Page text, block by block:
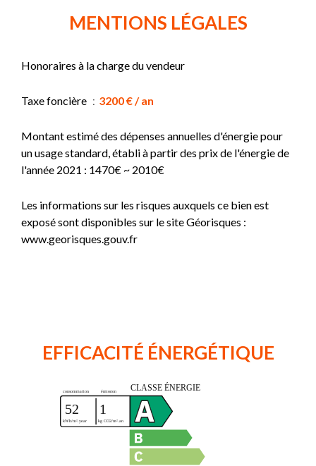
MENTIONS LÉGALES
Honoraires à la charge du vendeur
Taxe foncière 3200 € / an
Montant estimé des dépenses annuelles d'énergie pour
un usage standard, établi à partir des prix de l'énergie de
l'année 2021 : 1470€ ~ 2010€
Les informations sur les risques auxquels ce bien est
exposé sont disponibles sur le site Géorisques :
www.georisques.gouv.fr
EFFICACITÉ ÉNERGÉTIQUE